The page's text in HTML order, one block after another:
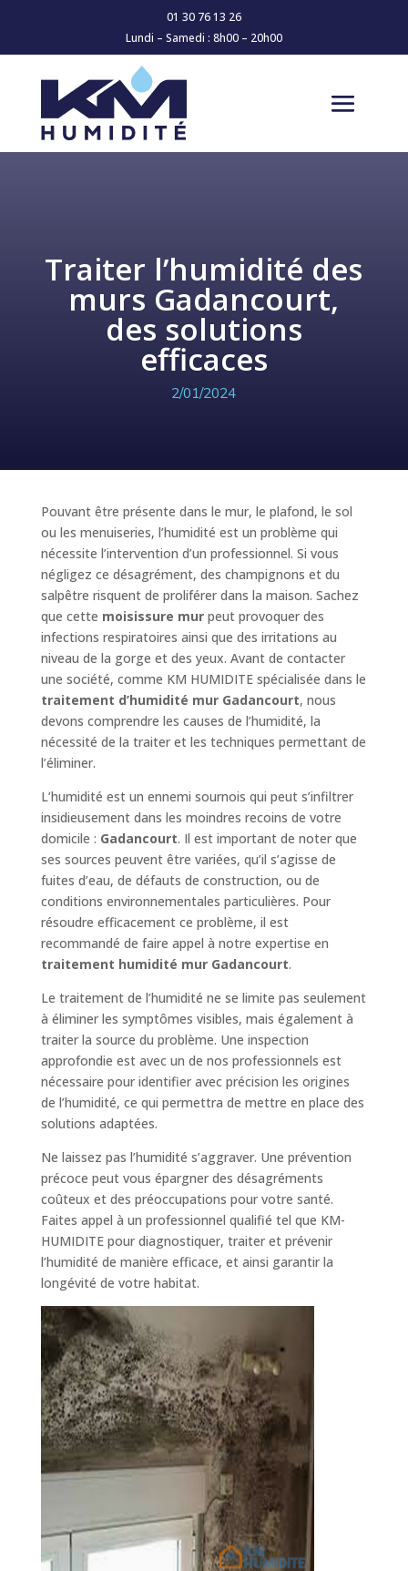
01 30 76 13 26
Lundi – Samedi : 8h00 – 20h00
Traiter l’humidité des
murs Gadancourt,
des solutions
efficaces
2/01/2024
Pouvant être présente dans le mur, le plafond, le sol
ou les menuiseries, l’humidité est un problème qui
nécessite l’intervention d’un professionnel. Si vous
négligez ce désagrément, des champignons et du
salpêtre risquent de proliférer dans la maison. Sachez
que cette moisissure murpeut provoquer des
infections respiratoires ainsi que des irritations au
niveau de la gorge et des yeux. Avant de contacter
une société, comme KM HUMIDITE spécialisée dans le
traitement d’humidité mur Gadancourt, nous
devons comprendre les causes de l’humidité, la
nécessité de la traiter et les techniques permettant de
l’éliminer.
L’humidité est un ennemi sournois qui peut s’infiltrer
insidieusement dans les moindres recoins de votre
domicile : Gadancourt. Il est important de noter que
ses sources peuvent être variées, qu’il s’agisse de
fuites d’eau, de défauts de construction, ou de
conditions environnementales particulières. Pour
résoudre efficacement ce problème, il est
recommandé de faire appel à notre expertise en
traitement humidité mur Gadancourt.
Le traitement de l’humidité ne se limite pas seulement
à éliminer les symptômes visibles, mais également à
traiter la source du problème. Une inspection
approfondie est avec un de nos professionnels est
nécessaire pour identifier avec précision les origines
de l’humidité, ce qui permettra de mettre en place des
solutions adaptées.
Ne laissez pas l’humidité s’aggraver. Une prévention
précoce peut vous épargner des désagréments
coûteux et des préoccupations pour votre santé.
Faites appel à un professionnel qualifié tel que KM-
HUMIDITE pour diagnostiquer, traiter et prévenir
l’humidité de manière efficace, et ainsi garantir la
longévité de votre habitat.